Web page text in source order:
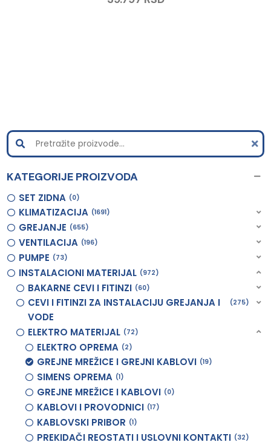
KATEGORIJE PROIZVODA
SET ZIDNA 0
KLIMATIZACIJA 1691
GREJANJE 655
VENTILACIJA 196
PUMPE 73
INSTALACIONI MATERIJAL 972
BAKARNE CEVI I FITINZI 60
CEVI I FITINZI ZA INSTALACIJU GREJANJA I
VODE
275
ELEKTRO MATERIJAL 72
ELEKTRO OPREMA 2
GREJNE MREŽICE I GREJNI KABLOVI 19
SIMENS OPREMA 1
GREJNE MREŽICE I KABLOVI 0
KABLOVI I PROVODNICI 17
KABLOVSKI PRIBOR 1
PREKIDAČI REOSTATI I USLOVNI KONTAKTI 32